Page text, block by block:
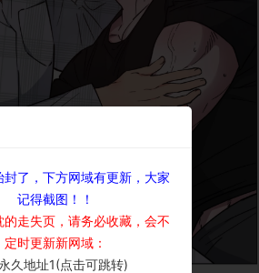
封了，下方网域有更新，大家
记得截图！！
走失页，请务必收藏，会不
定时更新新网域：
久地址1(点击可跳转)